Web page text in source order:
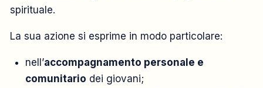
spirituale.
La sua azione si esprime in modo particolare:
nell’accompagnamento personale e
comunitario dei giovani;